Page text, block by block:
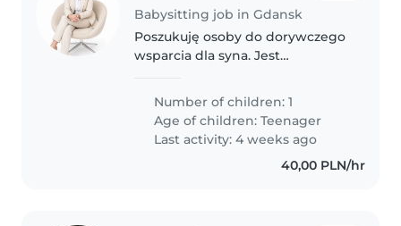
Babysitting job in Gdansk
Poszukuję osoby do dorywczego
wsparcia dla syna. Jest
tylko rzucenie okiem
ewentualnie spacer czy gra
planszówka
Number of children: 1
Age of children:Teenager
Last activity: 4 weeks ago
40,00 PLN/hr